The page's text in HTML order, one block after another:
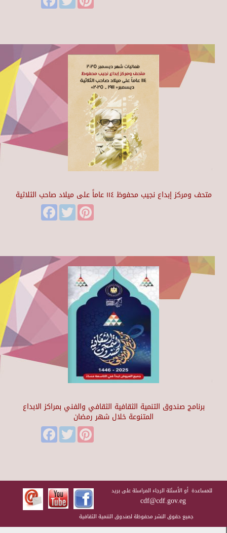
متحف ومركز إبداع نجيب محفوظ ١١٤ عاماً على ميلاد صاحب الثلاثية
FacebookTwitter
برنامج صندوق التنمية الثقافية الثقافي والفني بمراكز الابداع
المتنوعة خلال شهر رمضان
FacebookTwitter
للمساعدة أو الأسئلة الرجاء المراسلة على بريد
cdf@cdf.gov.eg
جميع حقوق النشر محفوظة لصندوق التنمية الثقافية